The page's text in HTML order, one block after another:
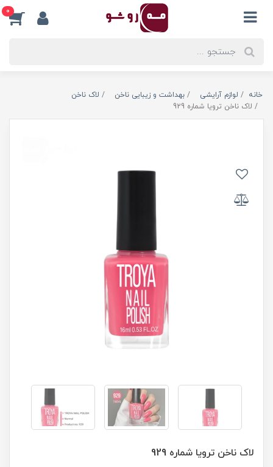
0
خانه لوازم آرایشی بهداشت و زیبایی ناخن
لاک ناخن
لاک ناخن ترویا شماره 929
لاک ناخن ترویا شماره 929